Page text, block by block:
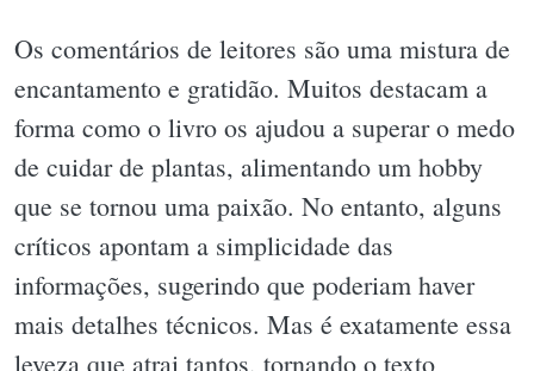
Os comentários de leitores são uma mistura de
encantamento e gratidão. Muitos destacam a
forma como o livro os ajudou a superar o medo
de cuidar de plantas, alimentando um hobby
que se tornou uma paixão. No entanto, alguns
críticos apontam a simplicidade das
informações, sugerindo que poderiam haver
mais detalhes técnicos. Mas é exatamente essa
leveza que atrai tantos, tornando o texto